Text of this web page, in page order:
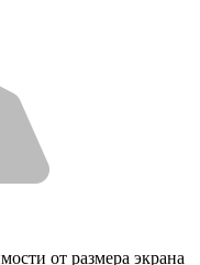
от размера экрана